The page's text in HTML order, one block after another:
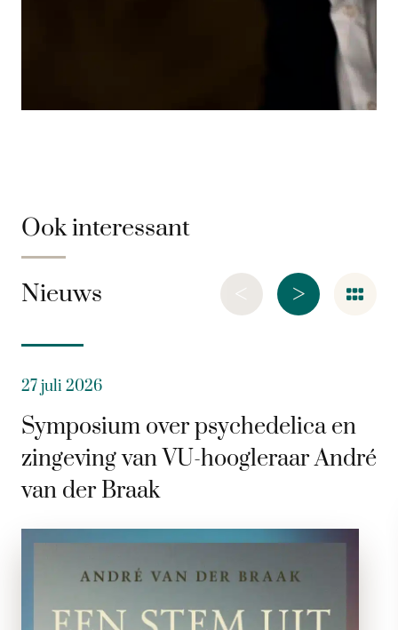
Ook interessant
Nieuws >
<
27 juli 2026
Symposium over psychedelica en
zingeving van VU-hoogleraar André
van der Braak